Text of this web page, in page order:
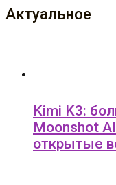
Актуальное
Kimi K3:
Moonshot
открытые